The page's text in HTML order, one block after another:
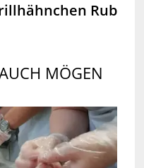
Rub
MÖGEN